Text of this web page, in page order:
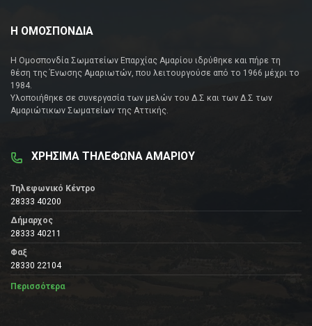
Η ΟΜΟΣΠΟΝΔΙΑ
Η Ομοσπονδία Σωματείων Επαρχίας Αμαρίου ιδρύθηκε και πήρε τη
θέση της Ένωσης Αμαριωτών, που λειτουργούσε από το 1966 μέχρι το
1984.
Υλοποιήθηκε σε συνεργασία των μελών του Δ.Σ και των Δ.Σ των
Αμαριώτικων Σωματείων της Αττικής.
ΧΡΗΣΙΜΑ ΤΗΛΕΦΩΝΑ ΑΜΑΡΙΟΥ
Τηλεφωνικό Κέντρο
28333 40200
Δήμαρχος
28333 40211
Φαξ
28330 22104
Περισσότερα